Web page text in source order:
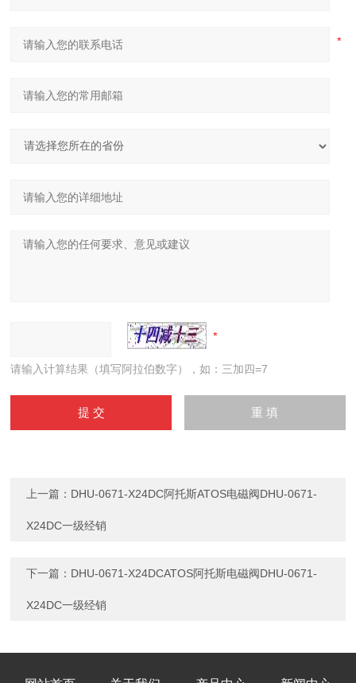
请输入计算结果（填写阿拉伯数字），如：三加四=7
上一篇： DHU-0671-X24DC阿托斯ATOS电磁阀DHU-0671-
X24DC一级经销
下一篇： DHU-0671-X24DCATOS阿托斯电磁阀DHU-0671-
X24DC一级经销